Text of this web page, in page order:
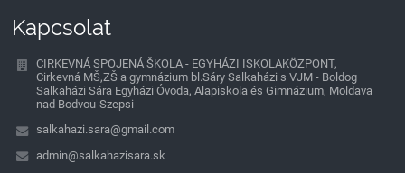
Kapcsolat
CIRKEVNÁ SPOJENÁ ŠKOLA - EGYHÁZI ISKOLAKÖZPONT,
Cirkevná MŠ,ZŠ a gymnázium bl.Sáry Salkaházi s VJM - Boldog
Salkaházi Sára Egyházi Óvoda, Alapiskola és Gimnázium, Moldava
nad Bodvou-Szepsi
salkahazi.sara@gmail.com
admin@salkahazisara.sk